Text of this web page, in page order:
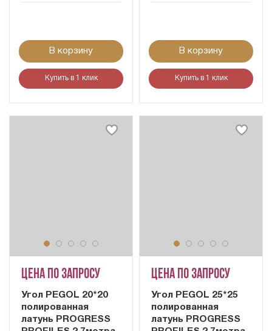
В корзину
Купить в 1 клик
В корзину
Купить в 1 клик
Цена по запросу
Угол PEGOL 20*20
полированная
латунь PROGRESS
Цена по запросу
Угол PEGOL 25*25
полированная
латунь PROGRESS